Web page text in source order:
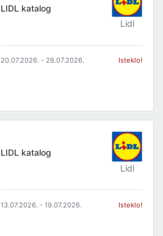
LIDL katalog
Lidl
20.07.2026. - 26.07.2026. Isteklo!
LIDL katalog
Lidl
13.07.2026. - 19.07.2026. Isteklo!